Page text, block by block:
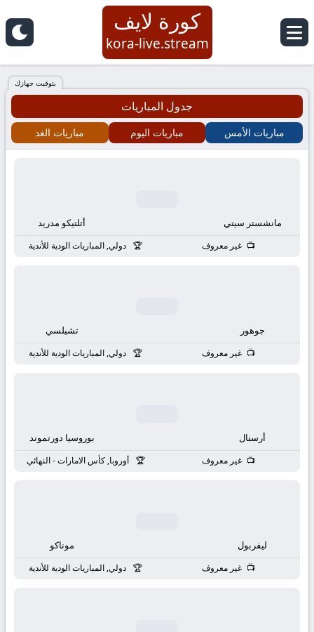
كورة
لايف
|
koora
مباريات
مباشر
كورة لايف
kora-live.stream
بتوقيت جهازك
جدول المباريات
مباريات الأمس مباريات اليوم مباريات الغد
مانشستر سيتي أتلتيكو مدريد
غير معروف دولي, المباريات الودية للأندية
جوهور تشيلسي
غير معروف دولي, المباريات الودية للأندية
أرسنال بوروسيا دورتموند
غير معروف أوروبا, كأس الامارات - النهائي
ليفربول موناكو
غير معروف دولي, المباريات الودية للأندية